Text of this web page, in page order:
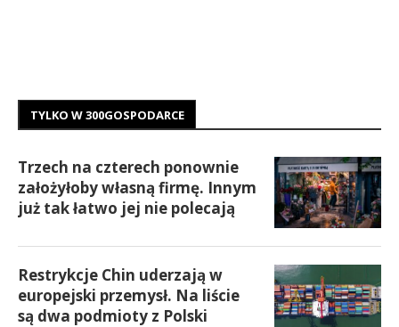
TYLKO W 300GOSPODARCE
Trzech na czterech ponownie
założyłoby własną firmę. Innym
już tak łatwo jej nie polecają
Restrykcje Chin uderzają w
europejski przemysł. Na liście
są dwa podmioty z Polski